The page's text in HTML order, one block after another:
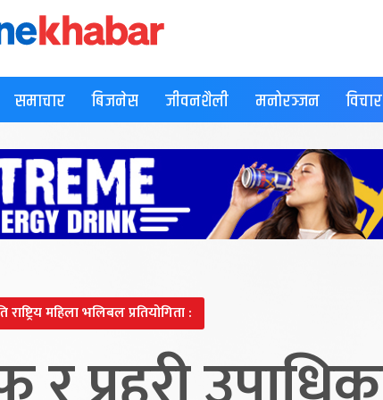
समाचार बिजनेस जीवनशैली मनोरञ्जन विचार
महिला भलिबल प्रतियोगिता :